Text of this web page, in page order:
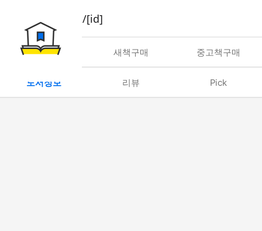
book/rent/[id]
대여 새책구매 중고책구매
도서정보 리뷰 Pick